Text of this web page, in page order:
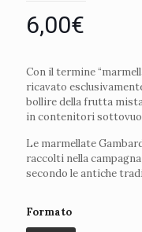
6,00€
Con il termine
ricavato
bollire della frutta
in contenitori
Le marmellate
raccolti nella
secondo le antiche
Formato